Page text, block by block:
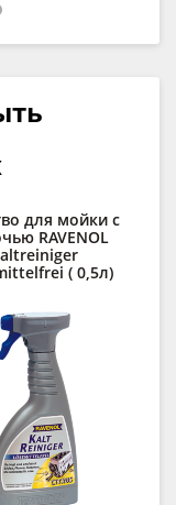
для мойки с
RAVENOL
( 0,5л)